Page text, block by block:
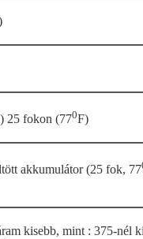
25 fokon (770F)
akkumulátor (25 fok, 77
kisebb, mint : 375-nél